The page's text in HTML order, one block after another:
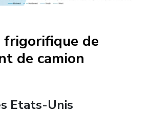
de
de camion
Etats-Unis